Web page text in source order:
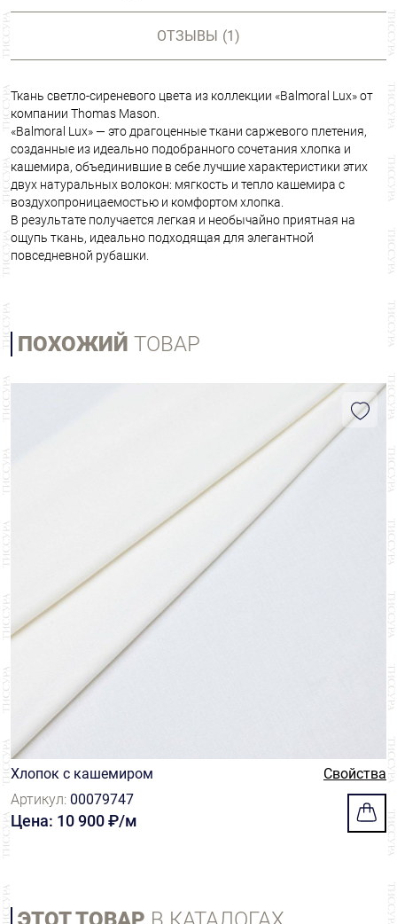
ОТЗЫВЫ (1)
Ткань светло-сиреневого цвета из коллекции «Balmoral Lux» от
компании Thomas Mason.
«Balmoral Lux» — это драгоценные ткани саржевого плетения,
созданные из идеально подобранного сочетания хлопка и
кашемира, объединившие в себе лучшие характеристики этих
двух натуральных волокон: мягкость и тепло кашемира с
воздухопроницаемостью и комфортом хлопка.
В результате получается легкая и необычайно приятная на
ощупь ткань, идеально подходящая для элегантной
повседневной рубашки.
ПОХОЖИЙ ТОВАР
Хлопок с кашемиром
Свойства
Артикул: 00079747
Цена: 10 900 ₽/м